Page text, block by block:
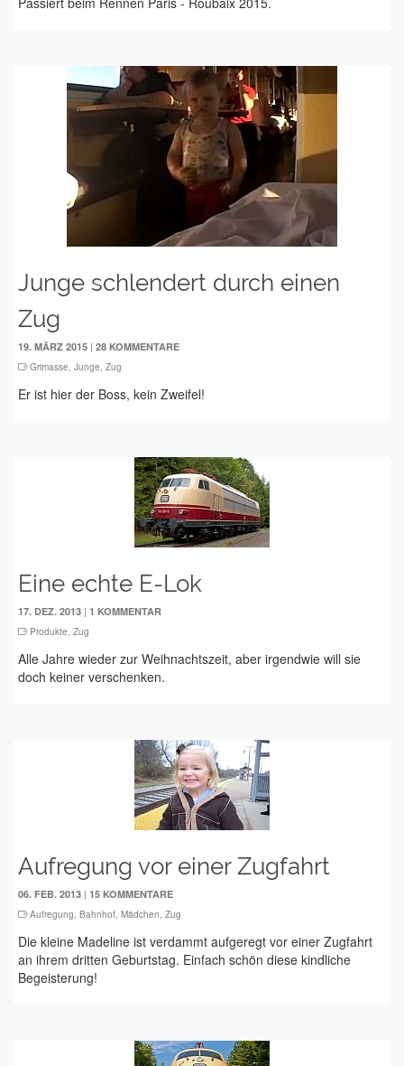
Junge schlendert durch einen
Zug
19. MÄRZ 2015 | 28 KOMMENTARE
Grimasse, Junge, Zug
Er ist hier der Boss, kein Zweifel!
Eine echte E-Lok
17. DEZ. 2013 | 1 KOMMENTAR
Produkte, Zug
Alle Jahre wieder zur Weihnachtszeit, aber irgendwie will sie
doch keiner verschenken.
Aufregung vor einer Zugfahrt
06. FEB. 2013 | 15 KOMMENTARE
Aufregung, Bahnhof, Mädchen, Zug
Die kleine Madeline ist verdammt aufgeregt vor einer Zugfahrt
an ihrem dritten Geburtstag. Einfach schön diese kindliche
Begeisterung!